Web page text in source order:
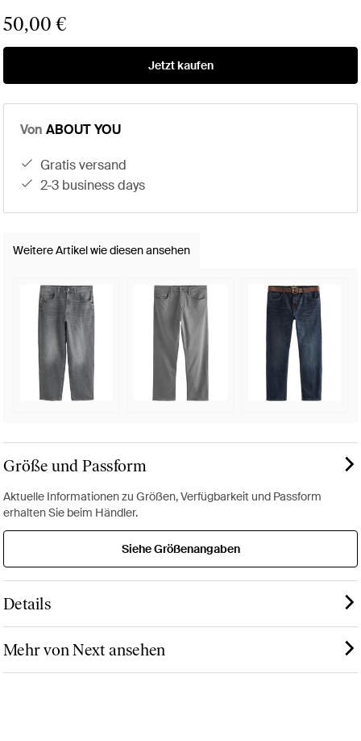
50,00 €
Jetzt kaufen
Von ABOUT YOU
gratis versand
2-3 business days
Weitere Artikel wie diesen ansehen
Größe und Passform
Aktuelle Informationen zu Größen, Verfügbarkeit und Passform
erhalten Sie beim Händler.
Siehe Größenangaben
Details
Mehr von Next ansehen